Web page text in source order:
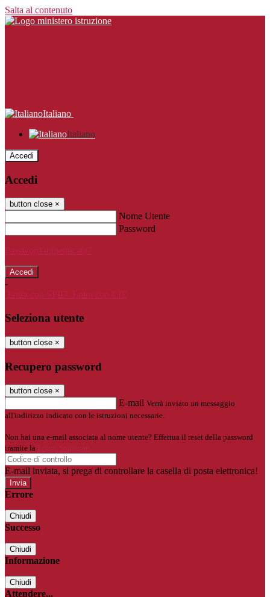
Salta al contenuto
Italiano
Italiano
Accedi
Accedi
button close ×
Nome Utente
Password
Password dimenticata?
-
Entra con SPID
Entra con CIE
Seleziona utente
button close ×
Recupero password
button close ×
E-mail Verrà inviato un messaggio
all'indirizzo indicato con le istruzioni necessarie.
Non hai una e-mail associata al nome utente? Effettua il reset della password
tramite la
Login Spaggiari
E-mail inviata, si prega di controllare la casella di posta elettronica!
Errore
Chiudi
Successo
Chiudi
Informazione
Chiudi
Attendere...